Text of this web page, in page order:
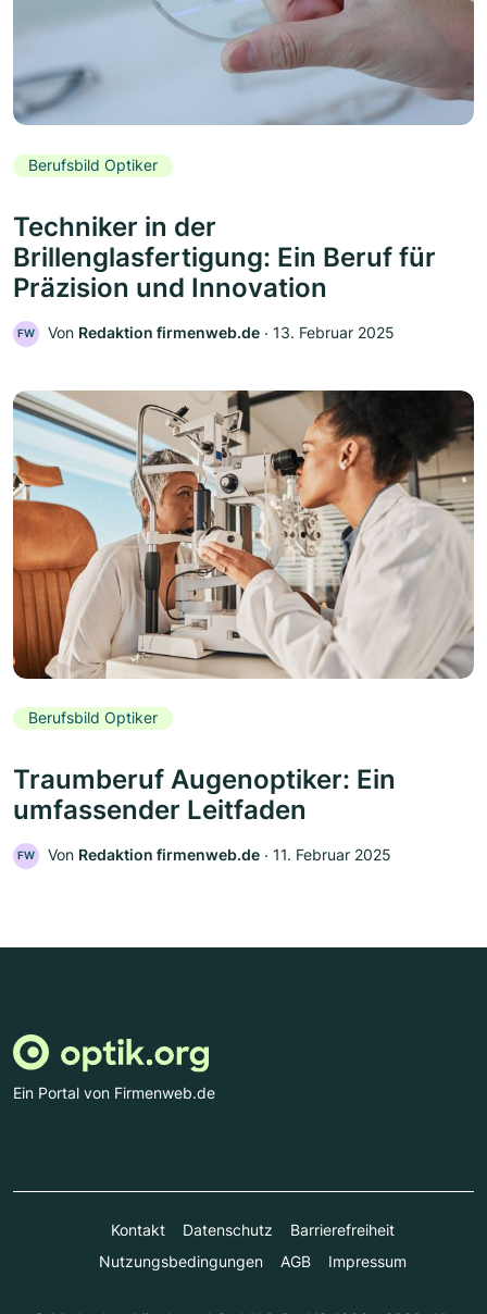
Berufsbild Optiker
Techniker in der
Brillenglasfertigung: Ein Beruf für
Präzision und Innovation
FW Von Redaktion firmenweb.de ‧ 13. Februar 2025
Berufsbild Optiker
Traumberuf Augenoptiker: Ein
umfassender Leitfaden
FW Von Redaktion firmenweb.de ‧ 11. Februar 2025
Ein Portal von Firmenweb.de
Kontakt Datenschutz
Barrierefreiheit
Nutzungsbedingungen
AGB Impressum